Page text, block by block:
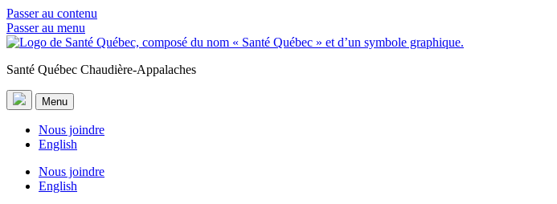
Passer au contenu
Passer au menu
Santé Québec Chaudière-Appalaches
Menu
Nous joindre
English
Nous joindre
English